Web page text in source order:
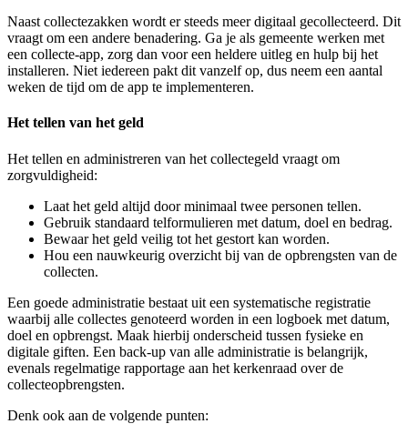
Naast collectezakken wordt er steeds meer digitaal gecollecteerd. Dit
vraagt om een andere benadering. Ga je als gemeente werken met
een collecte-app, zorg dan voor een heldere uitleg en hulp bij het
installeren. Niet iedereen pakt dit vanzelf op, dus neem een aantal
weken de tijd om de app te implementeren.
Het tellen van het geld
Het tellen en administreren van het collectegeld vraagt om
zorgvuldigheid:
Laat het geld altijd door minimaal twee personen tellen.
Gebruik standaard telformulieren met datum, doel en bedrag.
Bewaar het geld veilig tot het gestort kan worden.
Hou een nauwkeurig overzicht bij van de opbrengsten van de
collecten.
Een goede administratie bestaat uit een systematische registratie
waarbij alle collectes genoteerd worden in een logboek met datum,
doel en opbrengst. Maak hierbij onderscheid tussen fysieke en
digitale giften. Een back-up van alle administratie is belangrijk,
evenals regelmatige rapportage aan het kerkenraad over de
collecteopbrengsten.
Denk ook aan de volgende punten: